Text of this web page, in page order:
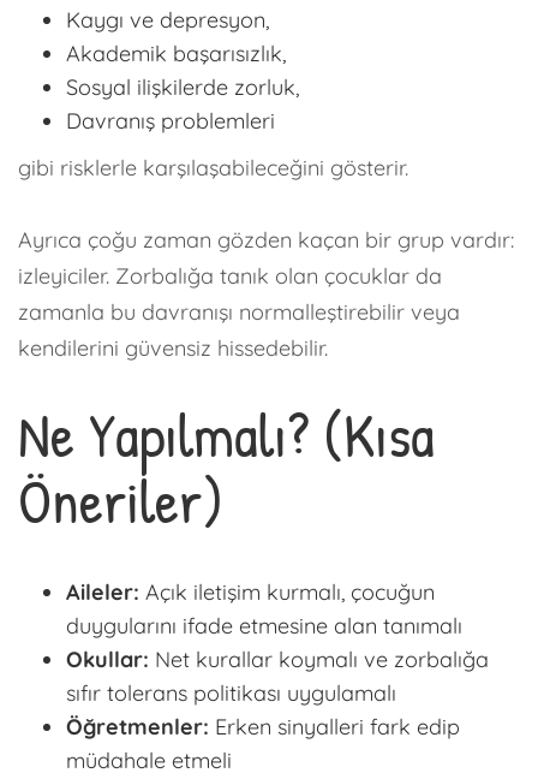
Kaygı ve depresyon,
Akademik başarısızlık,
Sosyal ilişkilerde zorluk,
Davranış problemleri
gibi risklerle karşılaşabileceğini gösterir.
Ayrıca çoğu zaman gözden kaçan bir grup vardır:
izleyiciler. Zorbalığa tanık olan çocuklar da
zamanla bu davranışı normalleştirebilir veya
kendilerini güvensiz hissedebilir.
Ne Yapılmalı? (Kısa
Öneriler)
Aileler: Açık iletişim kurmalı, çocuğun
duygularını ifade etmesine alan tanımalı
Okullar: Net kurallar koymalı ve zorbalığa
sıfır tolerans politikası uygulamalı
Öğretmenler: Erken sinyalleri fark edip
müdahale etmeli